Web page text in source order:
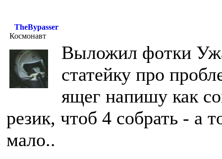
TheBypasser
Космонавт
Выложил фотки
статейку про
ящег напишу как
резик, чтоб 4 собрать - а
мало..